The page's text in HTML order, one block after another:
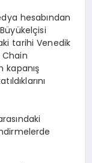
hesabından
tarihi Venedik
Chain
kapanış